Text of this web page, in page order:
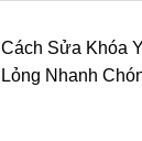
Cách Sửa Khóa
Lỏng Nhanh